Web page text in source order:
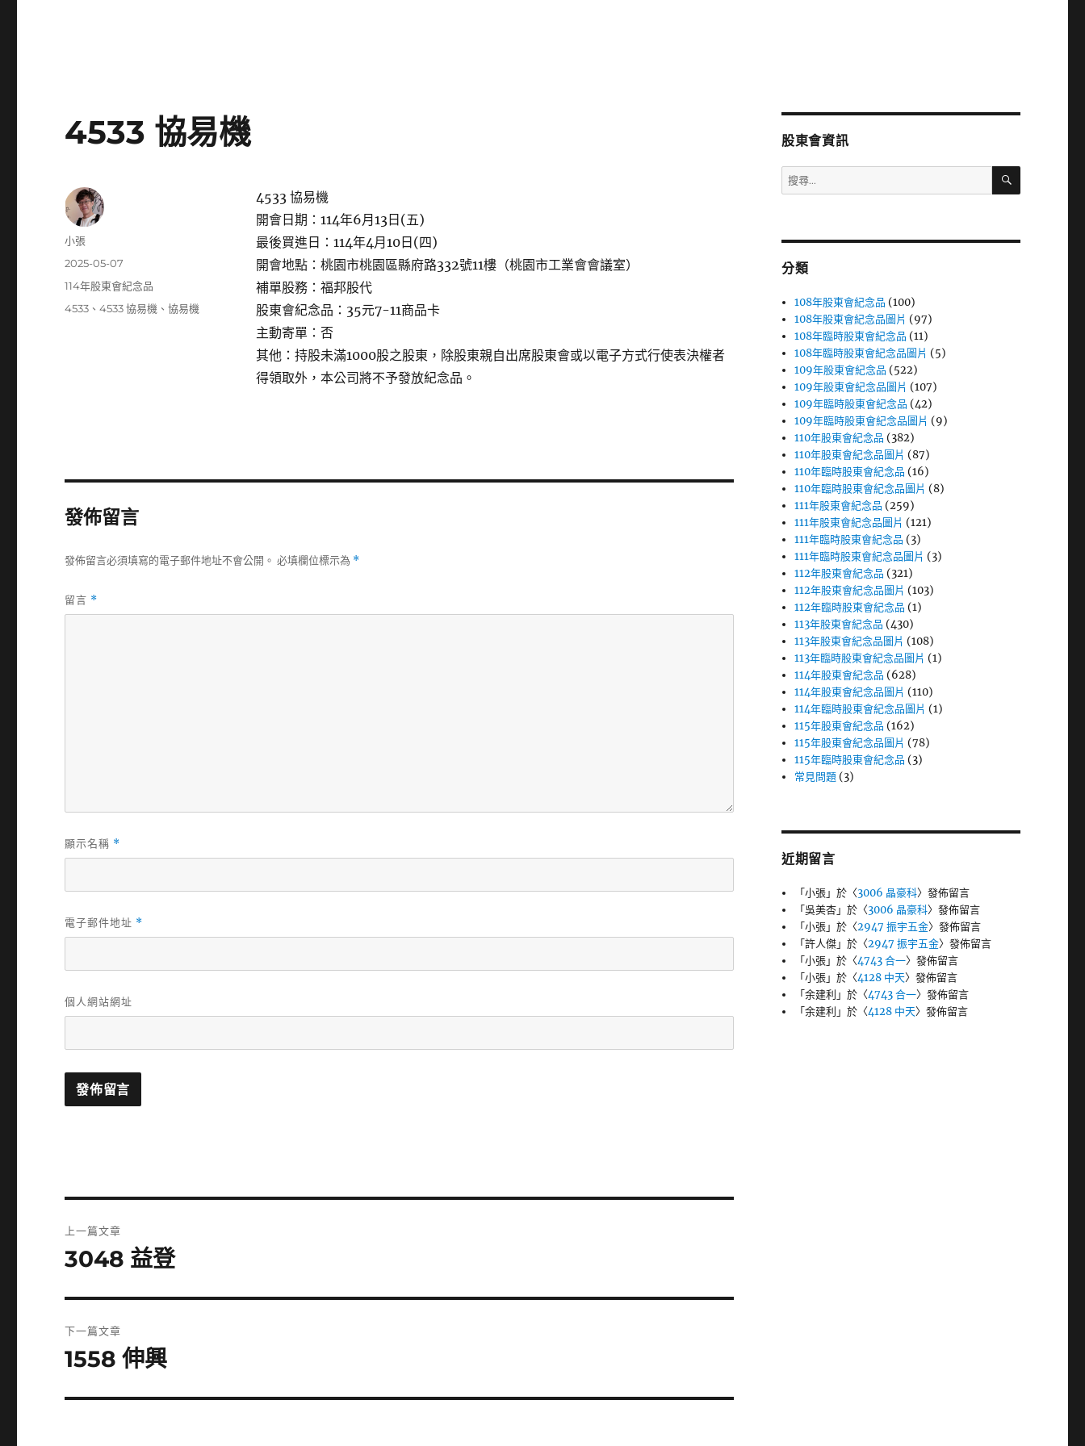
4533 協易機
4533 協易機
開會日期：114年6月13日(五)
最後買進日：114年4月10日(四)
開會地點：桃園市桃園區縣府路332號11樓（桃園市工業會會議室）
補單股務：福邦股代
股東會紀念品：35元7-11商品卡
主動寄單：否
其他：持股未滿1000股之股東，除股東親自出席股東會或以電子方式行使表決權者
得領取外，本公司將不予發放紀念品。
作
小張
發
期:
2025-05-07
分
114年股東會紀念品
標
4533 、4533 協易機 、協易機
發佈留言
發佈留言必須填寫的電子郵件地址不會公開。 必填欄位標示為 *
留言 *
顯示名稱 *
電子郵件地址 *
個人網站網址
章
上一篇文章
上
篇
文
3048 益登
下一篇文章
下
篇
1558 伸興
股東會資訊
搜
尋
字:
搜
分類
108年股東會紀念品 (100)
108年股東會紀念品圖片 (97)
108年臨時股東會紀念品 (11)
108年臨時股東會紀念品圖片 (5)
109年股東會紀念品 (522)
109年股東會紀念品圖片 (107)
109年臨時股東會紀念品 (42)
109年臨時股東會紀念品圖片 (9)
110年股東會紀念品 (382)
110年股東會紀念品圖片 (87)
110年臨時股東會紀念品 (16)
110年臨時股東會紀念品圖片 (8)
111年股東會紀念品 (259)
111年股東會紀念品圖片 (121)
111年臨時股東會紀念品 (3)
111年臨時股東會紀念品圖片 (3)
112年股東會紀念品 (321)
112年股東會紀念品圖片 (103)
112年臨時股東會紀念品 (1)
113年股東會紀念品 (430)
113年股東會紀念品圖片 (108)
113年臨時股東會紀念品圖片 (1)
114年股東會紀念品 (628)
114年股東會紀念品圖片 (110)
114年臨時股東會紀念品圖片 (1)
115年股東會紀念品 (162)
115年股東會紀念品圖片 (78)
115年臨時股東會紀念品 (3)
常見問題 (3)
近期留言
「小張」於〈3006 晶豪科〉發佈留言
「吳美杏」於〈3006 晶豪科〉發佈留言
「小張」於〈2947 振宇五金〉發佈留言
「許人傑」於〈2947 振宇五金〉發佈留言
「小張」於〈4743 合一〉發佈留言
「小張」於〈4128 中天〉發佈留言
「余建利 」於〈4743 合一〉發佈留言
「余建利 」於〈4128 中天〉發佈留言